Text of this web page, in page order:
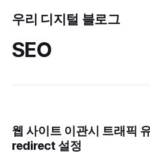
우리 디지털 블로그
SEO
웹 사이트 이관시 트래픽
redirect 설정